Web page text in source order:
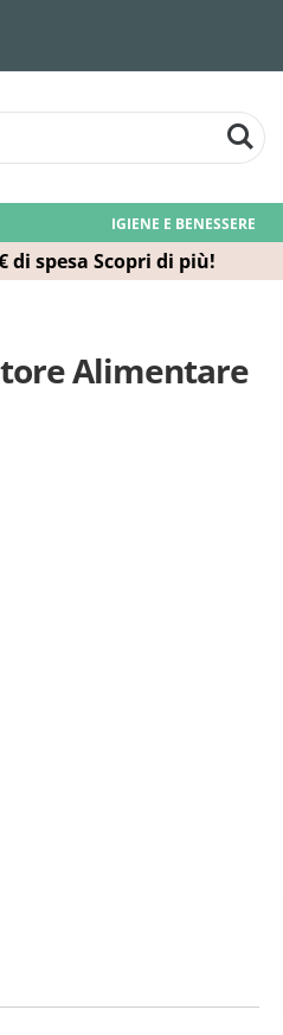
di spesa Scopri di più!
IGIENE E BENESSERE
Alimentare